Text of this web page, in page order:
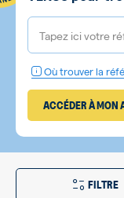
Tapez ici votre
Où trouver la
ACCÉDER À MON
FILTRE